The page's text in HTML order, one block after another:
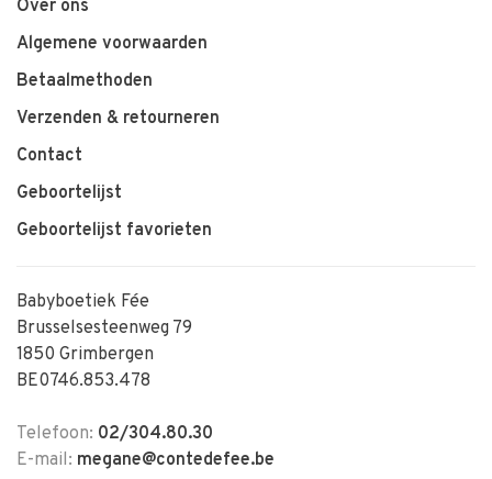
Over ons
Algemene voorwaarden
Betaalmethoden
Verzenden & retourneren
Contact
Geboortelijst
Geboortelijst favorieten
Babyboetiek Fée
Brusselsesteenweg 79
1850 Grimbergen
BE0746.853.478
Telefoon: 02/304.80.30
E-mail: megane@contedefee.be